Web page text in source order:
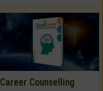
Career Counselling